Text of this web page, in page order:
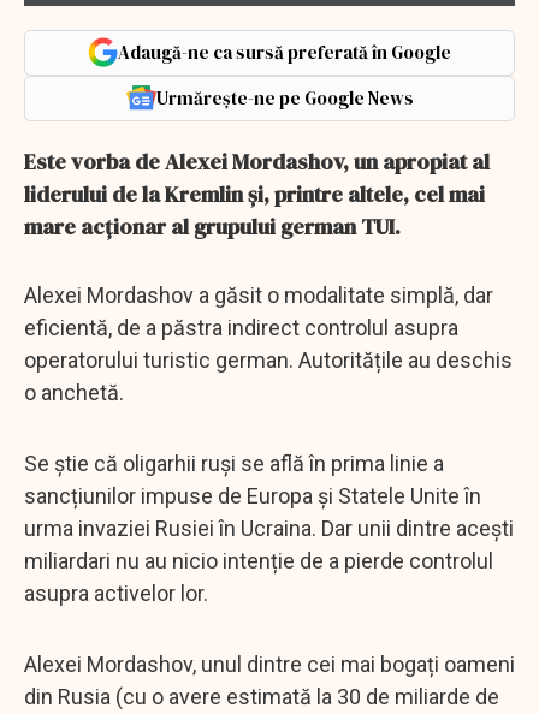
Adaugă-ne ca sursă preferată în Google
Urmărește-ne pe Google News
Este vorba de Alexei Mordashov, un apropiat al
liderului de la Kremlin și, printre altele, cel mai
mare acționar al grupului german TUI.
Alexei Mordashov a găsit o modalitate simplă, dar
eficientă, de a păstra indirect controlul asupra
operatorului turistic german. Autoritățile au deschis
o anchetă.
Se știe că oligarhii ruși se află în prima linie a
sancțiunilor impuse de Europa și Statele Unite în
urma invaziei Rusiei în Ucraina. Dar unii dintre acești
miliardari nu au nicio intenție de a pierde controlul
asupra activelor lor.
Alexei Mordashov, unul dintre cei mai bogați oameni
din Rusia (cu o avere estimată la 30 de miliarde de